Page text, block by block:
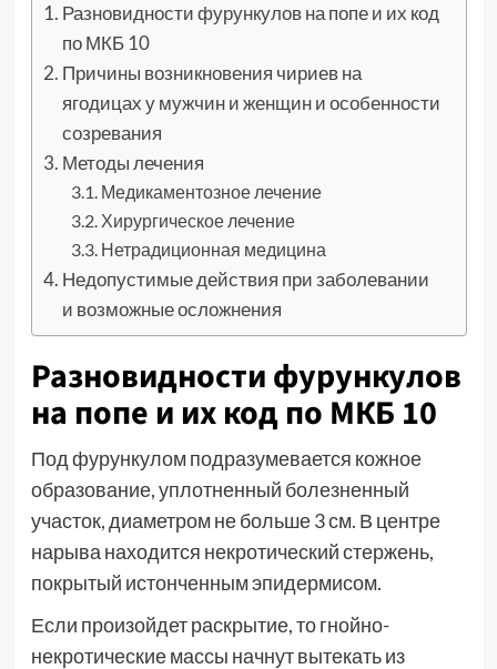
Разновидности фурункулов на попе и их код
по МКБ 10
Причины возникновения чириев на
ягодицах у мужчин и женщин и особенности
созревания
Методы лечения
Медикаментозное лечение
Хирургическое лечение
Нетрадиционная медицина
Недопустимые действия при заболевании
и возможные осложнения
Разновидности фурункулов
на попе и их код по МКБ 10
Под фурункулом подразумевается кожное
образование, уплотненный болезненный
участок, диаметром не больше 3 см. В центре
нарыва находится некротический стержень,
покрытый истонченным эпидермисом.
Если произойдет раскрытие, то гнойно-
некротические массы начнут вытекать из